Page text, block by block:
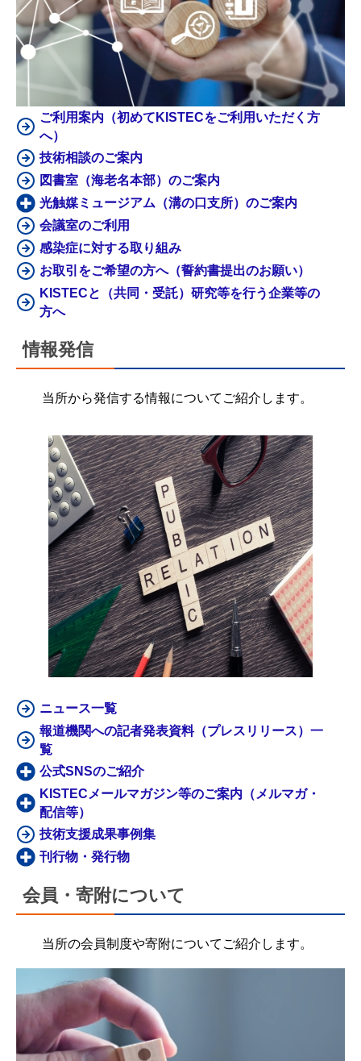
ご利用案内（初めてKISTECをご利用いただく方
へ）
技術相談のご案内
図書室（海老名本部）のご案内
光触媒ミュージアム（溝の口支所）のご案内
会議室のご利用
感染症に対する取り組み
お取引をご希望の方へ（誓約書提出のお願い）
KISTECと（共同・受託）研究等を行う企業等の
方へ
情報発信
当所から発信する情報についてご紹介します。
ニュース一覧
報道機関への記者発表資料（プレスリリース）一
覧
公式SNSのご紹介
KISTECメールマガジン等のご案内（メルマガ・
配信等）
技術支援成果事例集
刊行物・発行物
会員・寄附について
当所の会員制度や寄附についてご紹介します。